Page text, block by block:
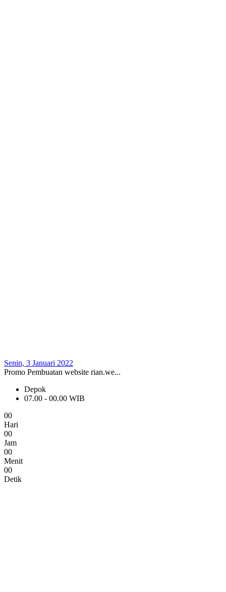
Senin, 3 Januari 2022
Promo Pembuatan website rian.we...
Depok
07.00 - 00.00 WIB
00
Hari
00
Jam
00
Menit
00
Detik